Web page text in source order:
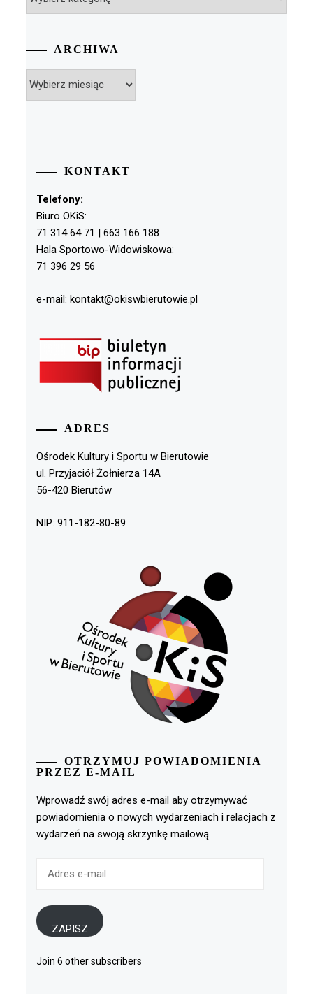
ARCHIWA
KONTAKT
Telefony:
Biuro OKiS:
71 314 64 71 | 663 166 188
Hala Sportowo-Widowiskowa:
71 396 29 56
e-mail: kontakt@okiswbierutowie.pl
ADRES
Ośrodek Kultury i Sportu w Bierutowie
ul. Przyjaciół Żołnierza 14A
56-420 Bierutów
NIP: 911-182-80-89
OTRZYMUJ POWIADOMIENIA
PRZEZ E-MAIL
Wprowadź swój adres e-mail aby otrzymywać
powiadomienia o nowych wydarzeniach i relacjach z
wydarzeń na swoją skrzynkę mailową.
ZAPISZ
Join 6 other subscribers